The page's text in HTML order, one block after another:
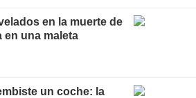
en la muerte de
en una maleta
un coche: la